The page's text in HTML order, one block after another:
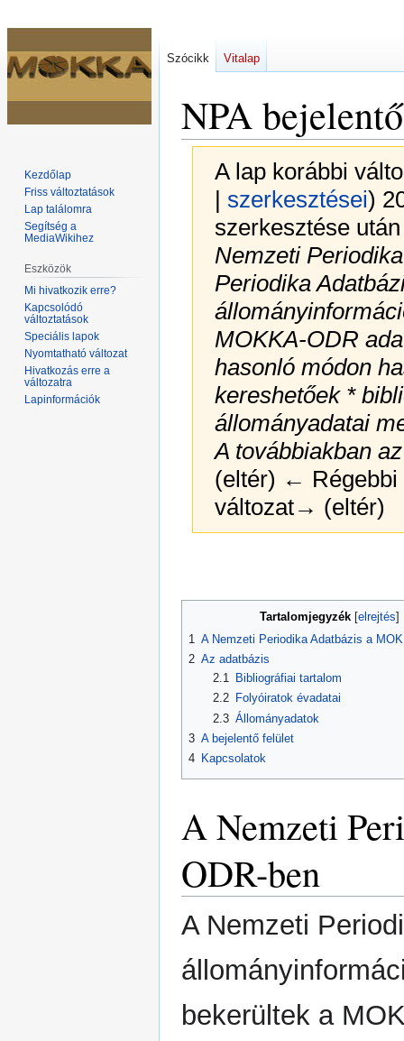
NPA
A lap korábbi
| szerkesztései)
szerkesztése
Nemzeti
Periodika
MOKKA-ODR
hasonló módon
kereshetőek *
állományadatai
A továbbiakban
(eltér) ← Régebbi
változat→ (eltér)
navigációhoz
kereséshez
Tartalomjegyzék
1 A Nemzeti Periodika Adatbázis a
2 Az adatbázis
2.1
Bibliográfiai tartalom
2.2
Folyóiratok évadatai
2.3 Állományadatok
3 A bejelentő felület
4 Kapcsolatok
A Nemzeti
ODR-ben
A Nemzeti
bekerültek a
Szócikk Vitalap
Kezdőlap
Friss változtatások
Lap találomra
Segítség a
MediaWikihez
Eszközök
Mi hivatkozik erre?
Kapcsolódó
változtatások
Speciális lapok
Nyomtatható változat
Hivatkozás erre a
változatra
Lapinformációk